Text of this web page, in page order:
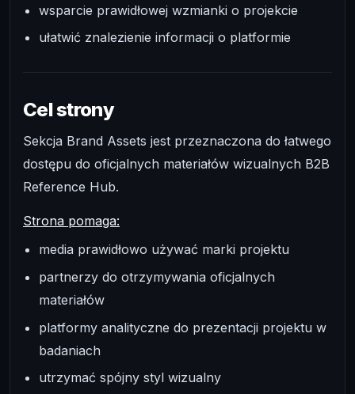
wsparcie prawidłowej wzmianki o projekcie
ułatwić znalezienie informacji o platformie
Cel strony
Sekcja Brand Assets jest przeznaczona do łatwego
dostępu do oficjalnych materiałów wizualnych B2B
Reference Hub.
Strona pomaga:
media prawidłowo używać marki projektu
partnerzy do otrzymywania oficjalnych
materiałów
platformy analityczne do prezentacji projektu w
badaniach
utrzymać spójny styl wizualny